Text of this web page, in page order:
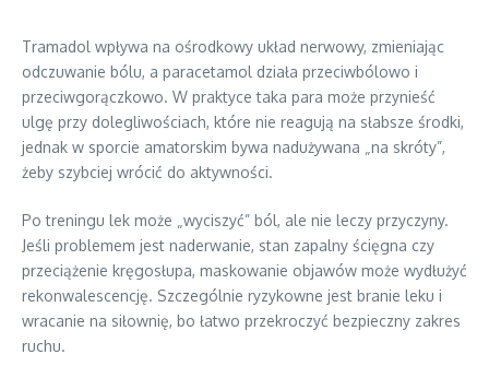
Tramadol wpływa na ośrodkowy układ nerwowy, zmieniając
odczuwanie bólu, a paracetamol działa przeciwbólowo i
przeciwgorączkowo. W praktyce taka para może przynieść
ulgę przy dolegliwościach, które nie reagują na słabsze środki,
jednak w sporcie amatorskim bywa nadużywana „na skróty”,
żeby szybciej wrócić do aktywności.
Po treningu lek może „wyciszyć” ból, ale nie leczy przyczyny.
Jeśli problemem jest naderwanie, stan zapalny ścięgna czy
przeciążenie kręgosłupa, maskowanie objawów może wydłużyć
rekonwalescencję. Szczególnie ryzykowne jest branie leku i
wracanie na siłownię, bo łatwo przekroczyć bezpieczny zakres
ruchu.